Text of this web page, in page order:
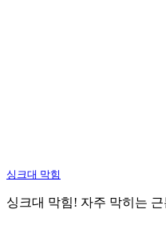
싱크대 막힘
싱크대 막힘! 자주 막히는